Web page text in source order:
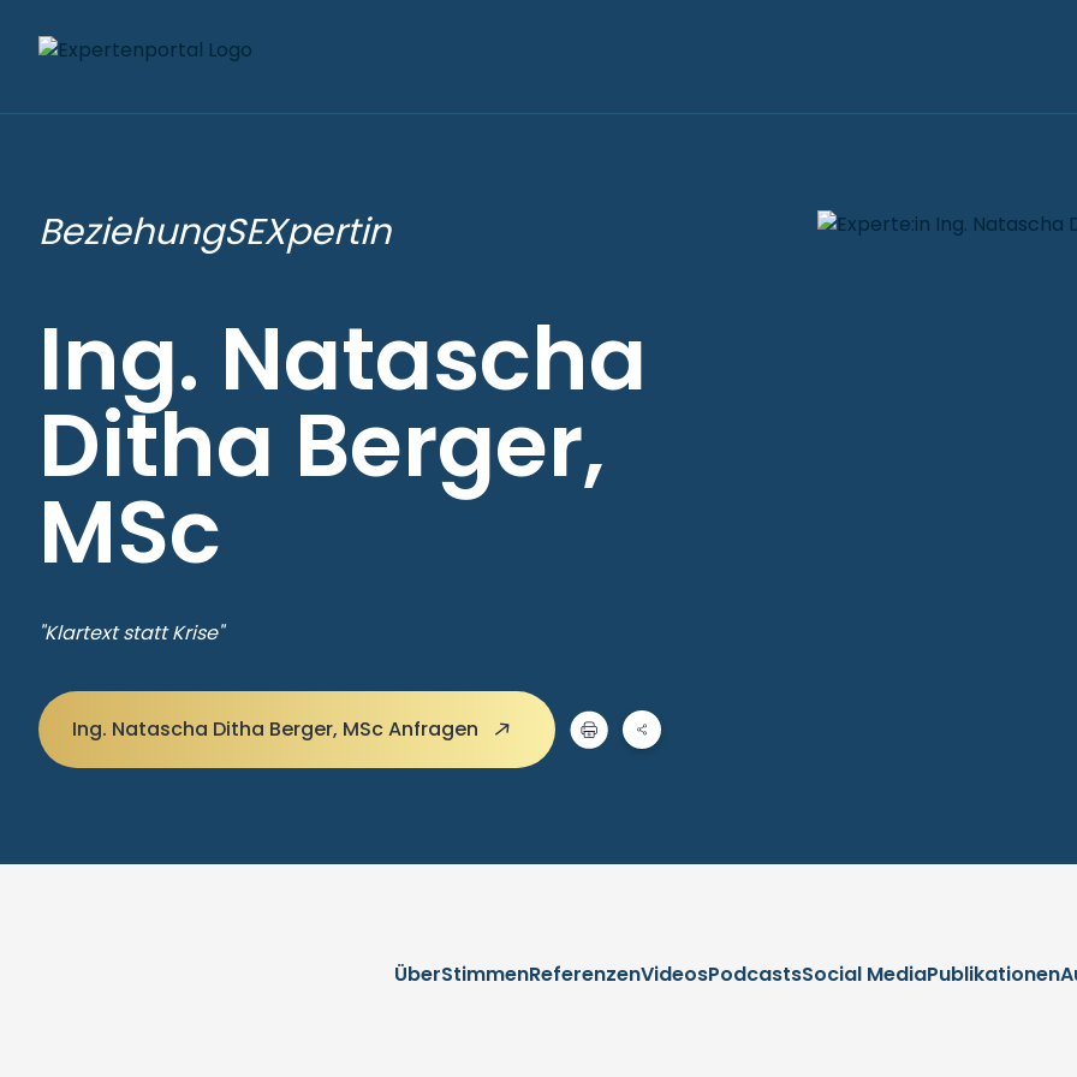
BeziehungSEXpertin
Ing. Natascha
Ditha Berger,
MSc
"Klartext statt Krise"
Ing. Natascha Ditha Berger, MSc Anfragen
ÜberStimmenReferenzenVideosPodcastsSocial MediaPublikationen